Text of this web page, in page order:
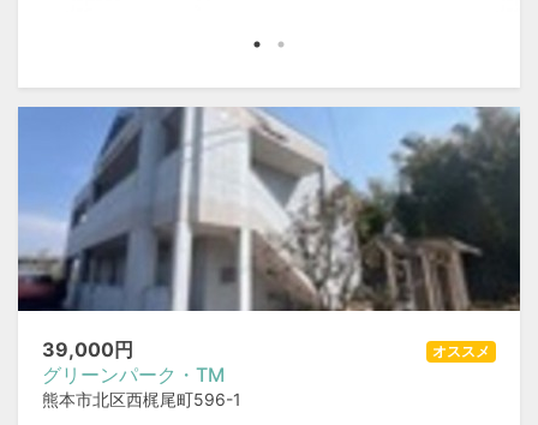
39,000円
グリーンパーク・TM
熊本市北区西梶尾町596-1
オススメ